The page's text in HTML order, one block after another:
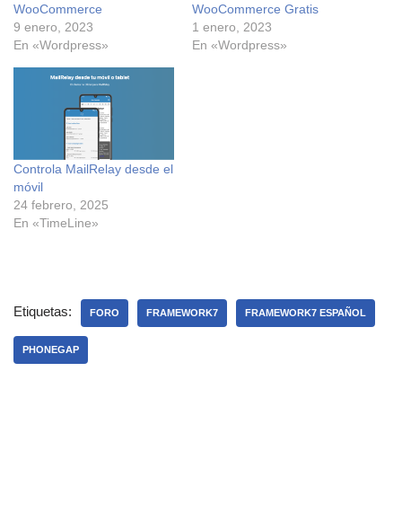
WooCommerce
9 enero, 2023
En «Wordpress»
WooCommerce Gratis
1 enero, 2023
En «Wordpress»
Controla MailRelay desde el
móvil
24 febrero, 2025
En «TimeLine»
Etiquetas: FORO FRAMEWORK7 FRAMEWORK7 ESPAÑOL
PHONEGAP